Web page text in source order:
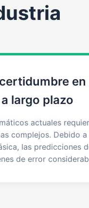
largo plazo
actuales
complejos. Debido
las predicciones
de error